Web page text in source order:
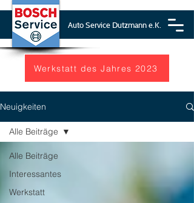
Auto Service Dutzmann e.K.
Werkstatt des Jahres 2023
Neuigkeiten
Alle Beiträge
Interessantes
Werkstatt
Alle Beiträge